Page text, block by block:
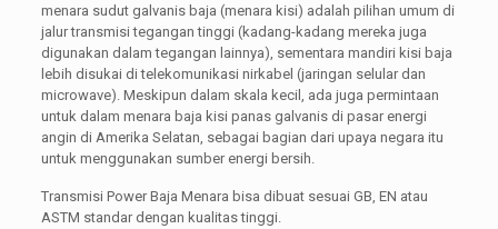
menara sudut galvanis baja (menara kisi) adalah pilihan umum di
jalur transmisi tegangan tinggi (kadang-kadang mereka juga
digunakan dalam tegangan lainnya), sementara mandiri kisi baja
lebih disukai di telekomunikasi nirkabel (jaringan selular dan
microwave). Meskipun dalam skala kecil, ada juga permintaan
untuk dalam menara baja kisi panas galvanis di pasar energi
angin di Amerika Selatan, sebagai bagian dari upaya negara itu
untuk menggunakan sumber energi bersih.
Transmisi Power Baja Menara bisa dibuat sesuai GB, EN atau
ASTM standar dengan kualitas tinggi.